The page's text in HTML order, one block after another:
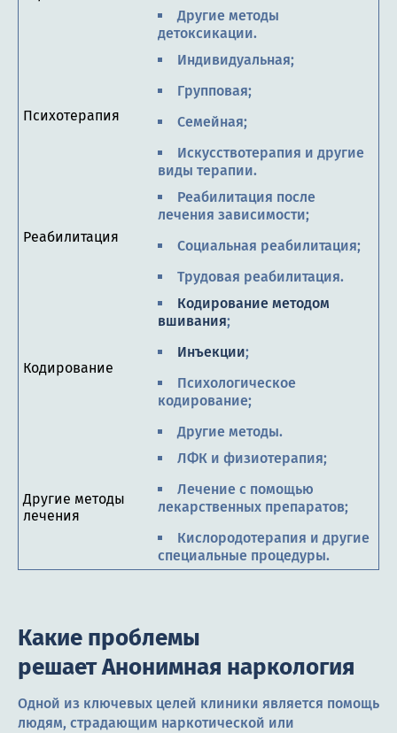
Другие методы
детоксикации.
Психотерапия
Индивидуальная;
Групповая;
Семейная;
Искусствотерапия и другие
виды терапии.
Реабилитация
Реабилитация после
лечения зависимости;
Социальная реабилитация;
Трудовая реабилитация.
Кодирование
Кодирование методом
вшивания;
Инъекции;
Психологическое
кодирование;
Другие методы.
Другие методы
лечения
ЛФК и физиотерапия;
Лечение с помощью
лекарственных препаратов;
Кислородотерапия и другие
специальные процедуры.
Какие проблемы
решает Анонимная наркология
Одной из ключевых целей клиники является помощь
людям, страдающим наркотической или